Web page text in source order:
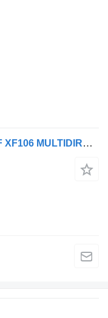
OEM GRUPO DE CONTACTO DAF XF106 MULTIDIRECCIÓN 2234932 clockspring para DAF XF106 cabeza tractora